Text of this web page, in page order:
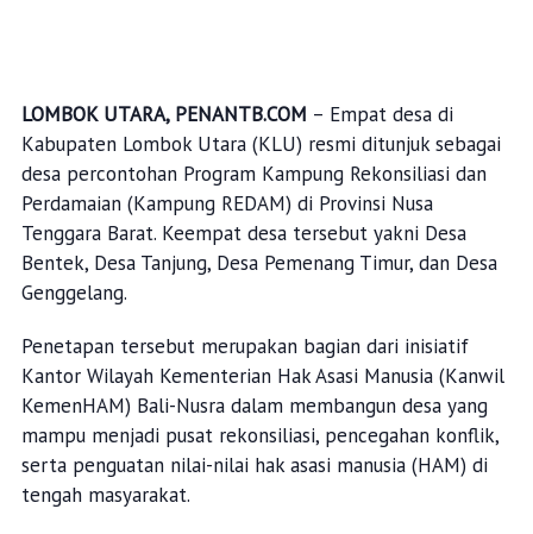
LOMBOK UTARA, PENANTB.COM – Empat desa di
Kabupaten Lombok Utara (KLU) resmi ditunjuk sebagai
desa percontohan Program Kampung Rekonsiliasi dan
Perdamaian (Kampung REDAM) di Provinsi Nusa
Tenggara Barat. Keempat desa tersebut yakni Desa
Bentek, Desa Tanjung, Desa Pemenang Timur, dan Desa
Genggelang.
Penetapan tersebut merupakan bagian dari inisiatif
Kantor Wilayah Kementerian Hak Asasi Manusia (Kanwil
KemenHAM) Bali-Nusra dalam membangun desa yang
mampu menjadi pusat rekonsiliasi, pencegahan konflik,
serta penguatan nilai-nilai hak asasi manusia (HAM) di
tengah masyarakat.